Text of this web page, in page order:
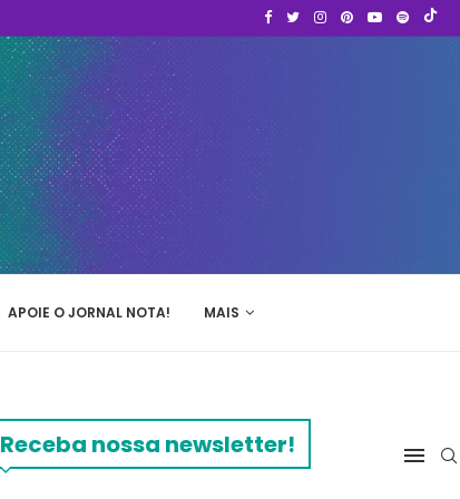
APOIE O JORNAL NOTA! MAIS
Receba nossa newsletter!